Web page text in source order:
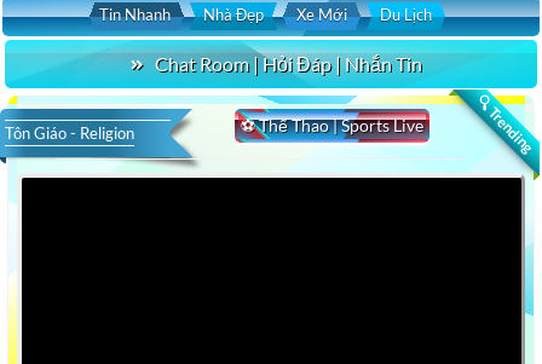
Tin Nhanh Nhà Đẹp Xe Mới Du Lịch
Chat Room | Hỏi Đáp | Nhắn Tin
🔍 Trending
⚽ Thể Thao | Sports Live
Tôn Giáo - Religion